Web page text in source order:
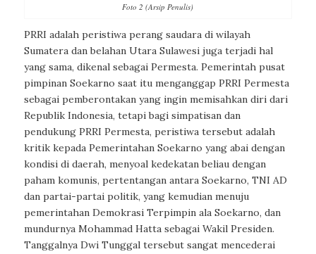
Foto 2 (Arsip Penulis)
PRRI adalah peristiwa perang saudara di wilayah
Sumatera dan belahan Utara Sulawesi juga terjadi hal
yang sama, dikenal sebagai Permesta. Pemerintah pusat
pimpinan Soekarno saat itu menganggap PRRI Permesta
sebagai pemberontakan yang ingin memisahkan diri dari
Republik Indonesia, tetapi bagi simpatisan dan
pendukung PRRI Permesta, peristiwa tersebut adalah
kritik kepada Pemerintahan Soekarno yang abai dengan
kondisi di daerah, menyoal kedekatan beliau dengan
paham komunis, pertentangan antara Soekarno, TNI AD
dan partai-partai politik, yang kemudian menuju
pemerintahan Demokrasi Terpimpin ala Soekarno, dan
mundurnya Mohammad Hatta sebagai Wakil Presiden.
Tanggalnya Dwi Tunggal tersebut sangat mencederai